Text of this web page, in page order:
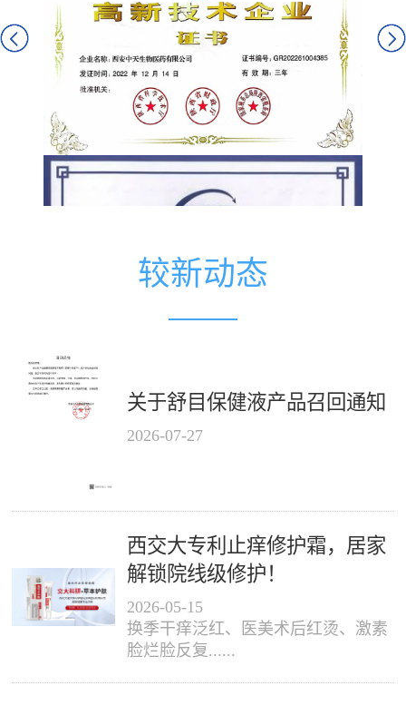
较新动态
关于舒目保健液产品召回通知
2026-07-27
西交大专利止痒修护霜，居家
解锁院线级修护！
2026-05-15
换季干痒泛红、医美术后红烫、激素
脸烂脸反复......